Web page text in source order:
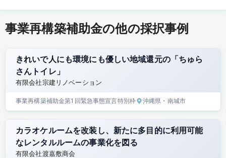
事業再構築補助金の他の採択事例
きれいで人にも環境にも優しい地域還元の「ちゅら
さんトイレ」
有限会社宗建リノベーション
事業再構築補助金第1回緊急事態宣言特別枠 沖縄県 ・南城市
カラオケルームを改装し、新たに多目的に利用可能
なレンタルルームの事業化を図る
有限会社渡嘉敷商会